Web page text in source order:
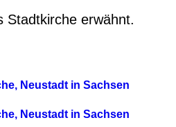
Stadtkirche erwähnt.